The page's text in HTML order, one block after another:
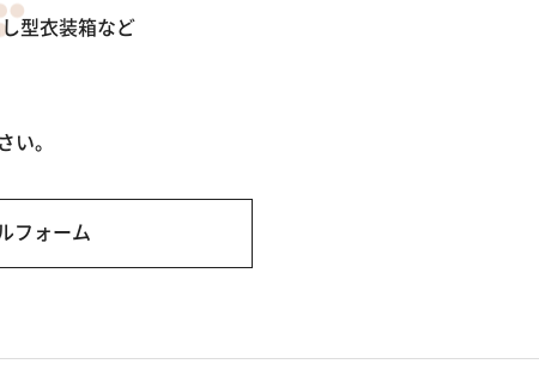
型衣装箱など
い。
フォーム